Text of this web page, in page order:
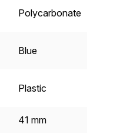
Polycarbonate
Blue
Plastic
41 mm